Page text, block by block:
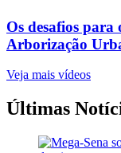
Os desafios
Arborização
Veja mais vídeos
Últimas